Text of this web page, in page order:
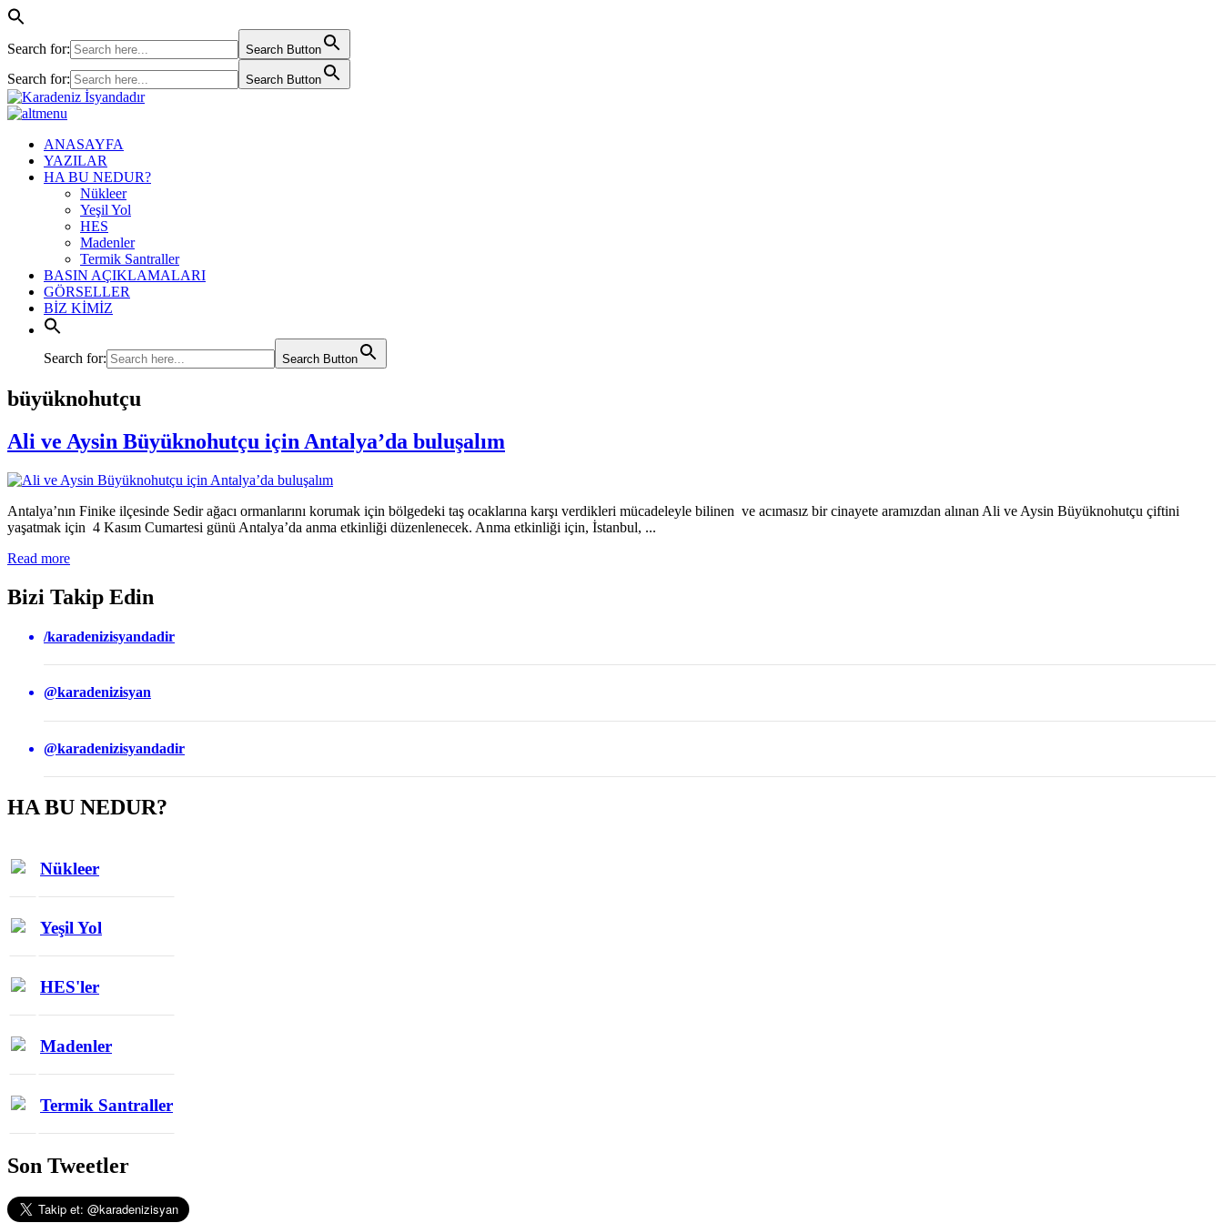
Search for: Search Button
Search for: Search Button
ANASAYFA
YAZILAR
HA BU NEDUR?
Nükleer
Yeşil Yol
HES
Madenler
Termik Santraller
BASIN AÇIKLAMALARI
GÖRSELLER
BİZ KİMİZ
Search for: Search Button
büyüknohutçu
Ali ve Aysin Büyüknohutçu için Antalya’da buluşalım
Antalya’nın Finike ilçesinde Sedir ağacı ormanlarını korumak için bölgedeki taş ocaklarına karşı verdikleri mücadeleyle bilinen ve acımasız bir cinayete aramızdan alınan Ali ve Aysin Büyüknohutçu çiftini
yaşatmak için 4 Kasım Cumartesi günü Antalya’da anma etkinliği düzenlenecek. Anma etkinliği için, İstanbul, ...
Read more
Bizi Takip Edin
/karadenizisyandadir
@karadenizisyan
@karadenizisyandadir
HA BU NEDUR?
Nükleer
Yeşil Yol
HES'ler
Madenler
Termik Santraller
Son Tweetler